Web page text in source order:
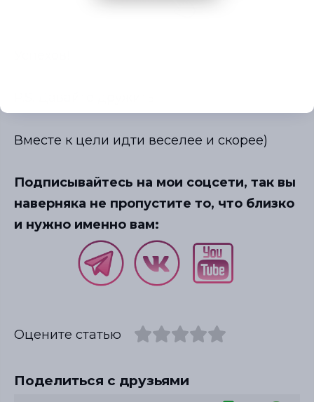
Вместе к цели идти веселее и скорее)
Подписывайтесь на мои соцсети, так вы
наверняка не пропустите то, что близко
и нужно именно вам:
Оцените статью
Поделиться с друзьями